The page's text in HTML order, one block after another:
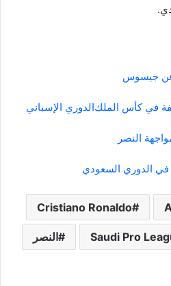
عن جيسوس
في كأس الملكالدوري الإسباني
النصر
في الدوري السعودي
Cristiano Ronaldo
Saudi Pro النصر